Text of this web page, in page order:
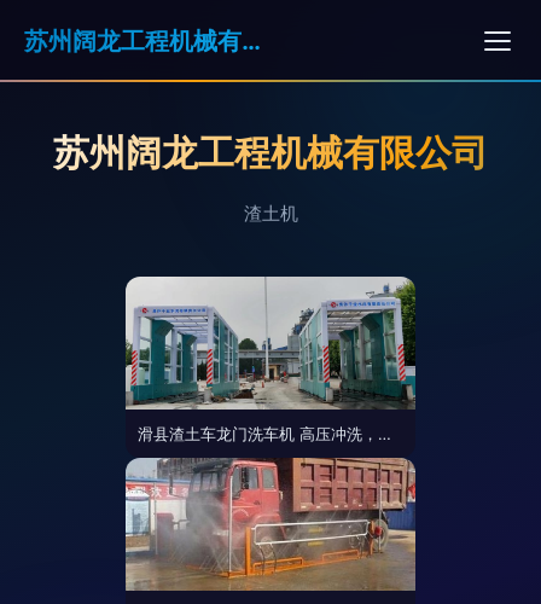
苏州阔龙工程机械有限公司
苏州阔龙工程机械有限公司
渣土机
滑县渣土车龙门洗车机 高压冲洗，完美实现清洁新标杆